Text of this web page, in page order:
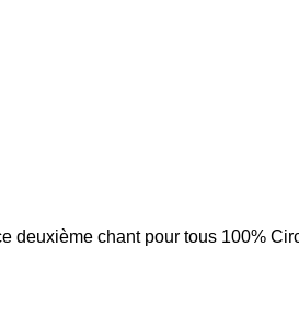
deuxième chant pour tous 100%